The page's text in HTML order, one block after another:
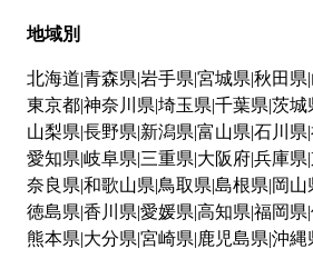
地域別
北海道 青森県 岩手県 宮城県 秋田県
東京都神奈川県 埼玉県 千葉県 茨城
山梨県 長野県 新潟県 富山県 石川県
愛知県 岐阜県 三重県 大阪府兵庫県
奈良県 和歌山県 鳥取県 島根県 岡山
徳島県 香川県 愛媛県 高知県 福岡県
熊本県 大分県 宮崎県 鹿児島県 沖縄